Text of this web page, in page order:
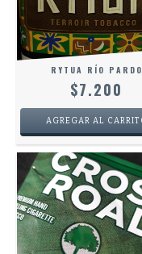
RYTUA RÍO PARDO
$7.200